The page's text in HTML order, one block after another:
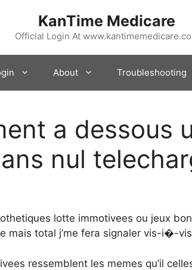
KanTime Medicare
Official Login At
About Troubleshooting
a dessous
nul
lotte immotivees ou jeux
mais total j’me fera signaler vis-i�-
ressemblent les memes qu’il